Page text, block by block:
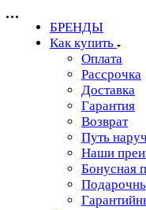
БРЕНДЫ
Как купить
Оплата
Рассрочка
Доставка
Гарантия
Возврат
Путь
Наши
Бонусная